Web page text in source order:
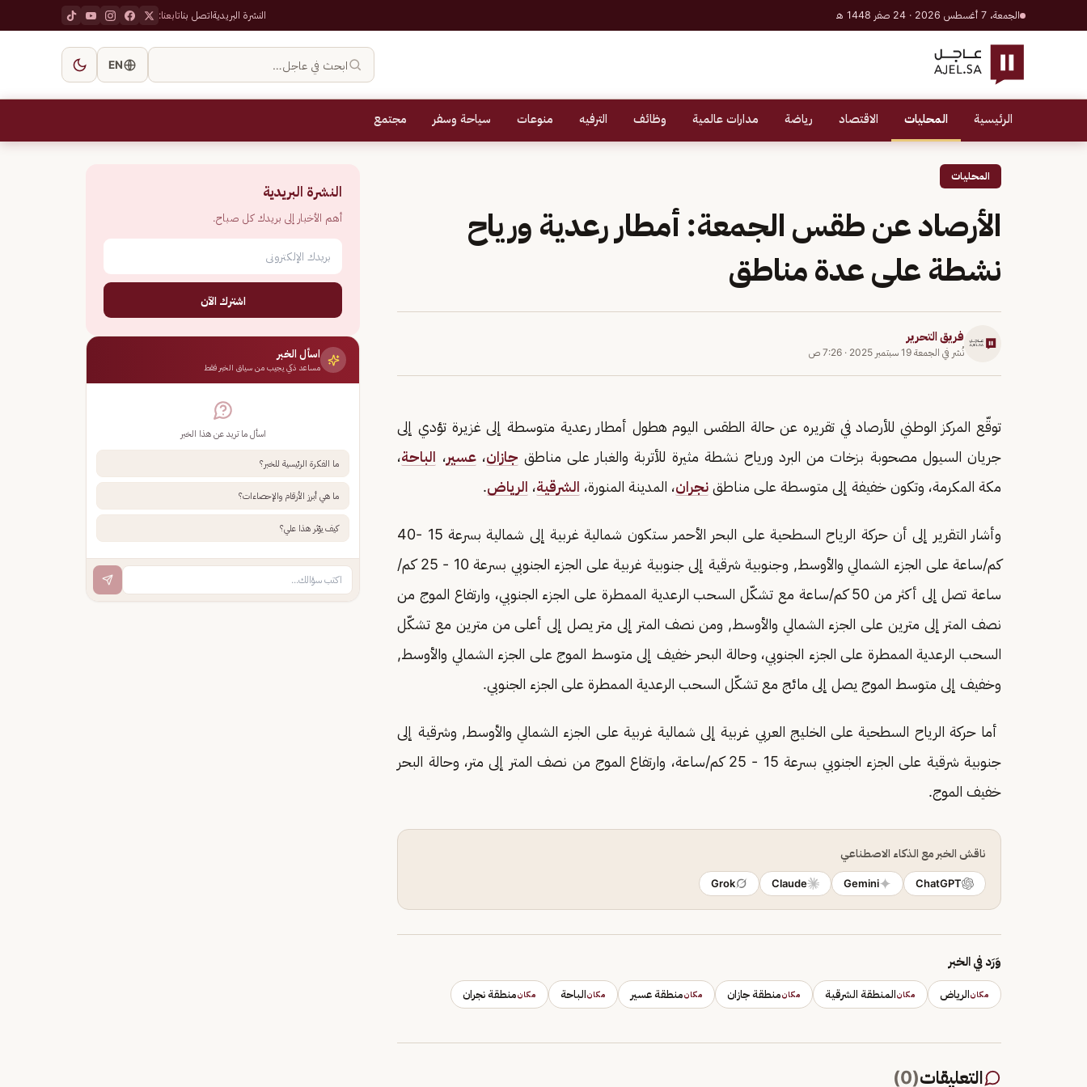
الجمعة، 7 أغسطس 2026 · 24 صفر 1448 هـ النشرة البريديةاتصل بناتابعنا:
ابحث في عاجل… EN
الرئيسية المحليات الاقتصاد رياضة مدارات عالمية وظائف الترفيه منوعات سياحة وسفر مجتمع
المحليات
الأرصاد عن طقس الجمعة: أمطار رعدية ورياح
نشطة على عدة مناطق
فريق التحرير
نُشر في الجمعة 19 سبتمبر 2025 · 7:26 ص
توقّع المركز الوطني للأرصاد في تقريره عن حالة الطقس اليوم هطول أمطار رعدية متوسطة إلى غزيرة تؤدي إلى
جريان السيول مصحوبة بزخات من البرد ورياح نشطة مثيرة للأتربة والغبار على مناطق جازان،عسير، الباحة،
مكة المكرمة، وتكون خفيفة إلى متوسطة على مناطق نجران، المدينة المنورة، الشرقية، الرياض.
وأشار التقرير إلى أن حركة الرياح السطحية على البحر الأحمر ستكون شمالية غربية إلى شمالية بسرعة 15 -40
كم/ساعة على الجزء الشمالي والأوسط, وجنوبية شرقية إلى جنوبية غربية على الجزء الجنوبي بسرعة 10 - 25 كم/
ساعة تصل إلى أكثر من 50 كم/ساعة مع تشكّل السحب الرعدية الممطرة على الجزء الجنوبي، وارتفاع الموج من
نصف المتر إلى مترين على الجزء الشمالي والأوسط, ومن نصف المتر إلى متر يصل إلى أعلى من مترين مع تشكّل
السحب الرعدية الممطرة على الجزء الجنوبي، وحالة البحر خفيف إلى متوسط الموج على الجزء الشمالي والأوسط,
وخفيف إلى متوسط الموج يصل إلى مائج مع تشكّل السحب الرعدية الممطرة على الجزء الجنوبي.
أما حركة الرياح السطحية على الخليج العربي غربية إلى شمالية غربية على الجزء الشمالي والأوسط, وشرقية إلى
جنوبية شرقية على الجزء الجنوبي بسرعة 15 - 25 كم/ساعة، وارتفاع الموج من نصف المتر إلى متر، وحالة البحر
خفيف الموج.
ناقش الخبر مع الذكاء الاصطناعي
ChatGPT
Gemini
Claude
Grok
وَرَد في الخبر
مكانالرياض مكانالمنطقة الشرقية مكانمنطقة جازان مكانمنطقة عسير مكانالباحة مكانمنطقة نجران
التعليقات(
0
)
النشرة البريدية
أهم الأخبار إلى بريدك كل صباح.
اشترك الآن
اسأل الخبر
مساعد ذكي يجيب من سياق الخبر فقط
اسأل ما تريد عن هذا الخبر
ما الفكرة الرئيسية للخبر؟
ما هي أبرز الأرقام والإحصاءات؟
كيف يؤثر هذا علي؟